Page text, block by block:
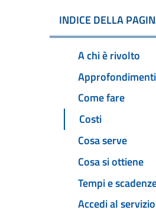
INDICE DELLA
A chi è rivolto
Approfondimenti
Come fare
Costi
Cosa serve
Cosa si ottiene
Tempi e
Accedi al servizio